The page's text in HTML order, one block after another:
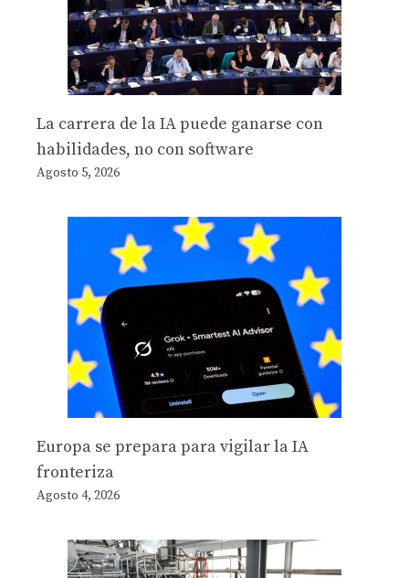
La carrera de la IA puede ganarse con
habilidades, no con software
Agosto 5, 2026
Europa se prepara para vigilar la IA
fronteriza
Agosto 4, 2026